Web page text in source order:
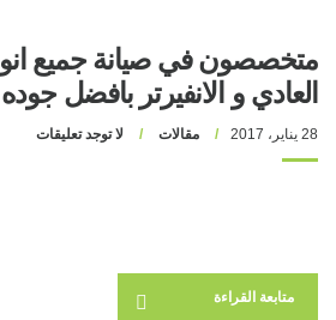
متخصصون في صيانة جميع
العادي و الانفيرتر بافضل
28 يناير، 2017 مقالات لا توجد تعليقات
متابعة القراءة